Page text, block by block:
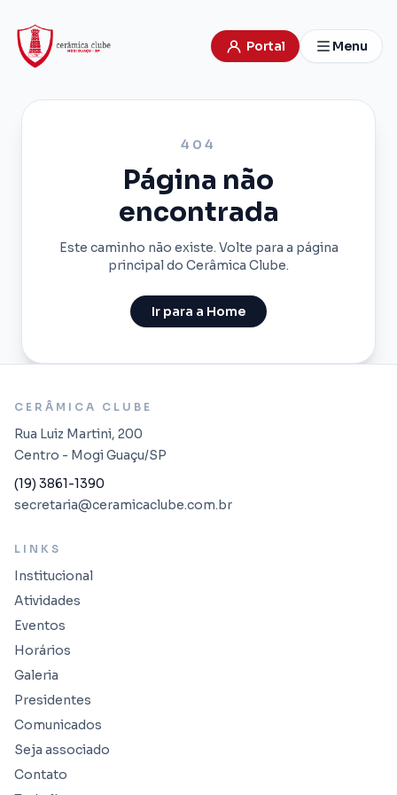
Portal Menu
404
Página não
encontrada
Este caminho não existe. Volte para a página
principal do Cerâmica Clube.
Ir para a Home
CERÂMICA CLUBE
Rua Luiz Martini, 200
Centro - Mogi Guaçu/SP
(19) 3861-1390
secretaria@ceramicaclube.com.br
LINKS
Institucional
Atividades
Eventos
Horários
Galeria
Presidentes
Comunicados
Seja associado
Contato